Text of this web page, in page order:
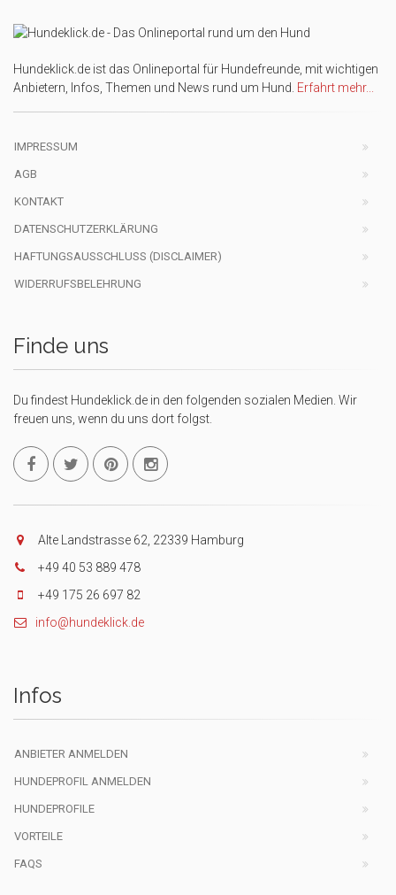
Hundeklick.de ist das Onlineportal für Hundefreunde, mit wichtigen
Anbietern, Infos, Themen und News rund um Hund. Erfahrt mehr...
IMPRESSUM
AGB
KONTAKT
DATENSCHUTZERKLÄRUNG
HAFTUNGSAUSSCHLUSS (DISCLAIMER)
WIDERRUFSBELEHRUNG
Finde uns
Du findest Hundeklick.de in den folgenden sozialen Medien. Wir
freuen uns, wenn du uns dort folgst.
Alte Landstrasse 62, 22339 Hamburg
+49 40 53 889 478
+49 175 26 697 82
info@hundeklick.de
Infos
ANBIETER ANMELDEN
HUNDEPROFIL ANMELDEN
HUNDEPROFILE
VORTEILE
FAQS